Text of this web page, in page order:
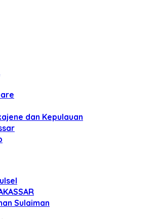
dan Kepulauan
Sulaiman